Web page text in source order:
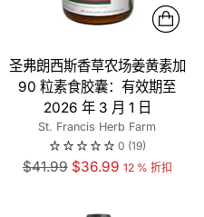
圣弗朗西斯香草农场姜黄素加
90 粒素食胶囊：有效期至
2026 年 3 月 1 日
St. Francis Herb Farm
0 (19)
正
$41.99 $36.99 12 % 折扣